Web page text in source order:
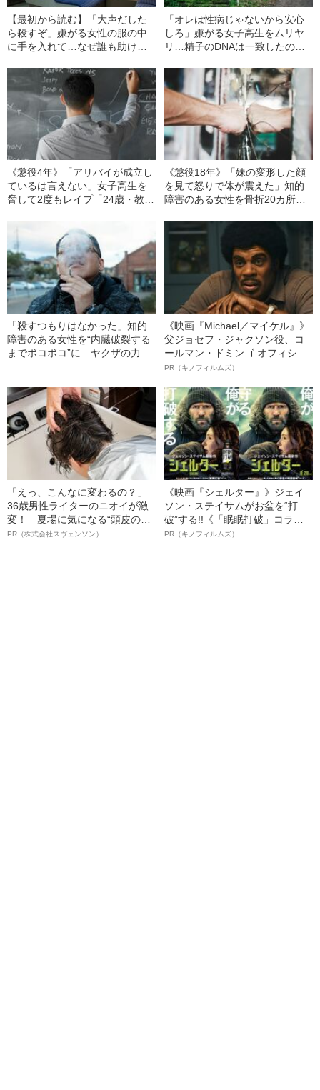
【最初から読む】「大声だした
ら殺すぞ」嫌がる女性の服の中
に手を入れて…なぜ誰も助けな
件」がまかり通った理由（2006
年の事件）
「オレは性病じゃないから安心
しろ」嫌がる女子高生をムリヤ
リ…精子のDNAは一致したのに
かれなかった理由（2006年の事
件）
《懲役4年》「アリバイが成立し
ているは言えない」女子高生を
脅して2度もレイプ「24歳・教育
《懲役18年》「妹の変形した顔
を見て怒りで体が震えた」知的
障害のある女性を骨折20カ所、
「時効を主張する犯人男」の末
路（2011年の事件）
「殺すつもりはなかった」知的
障害のある女性を“内臓破裂する
までボコボコ”に…ヤクザの力で
《映画『Michael／マイケル』》
父ジョセフ・ジャクソン役、コ
ールマン・ドミンゴ オフィシャ
ルインタビュー“観客を魅了した
語る”《日本興収70億円突破》
PR（キノフィルムズ）
「えっ、こんなに変わるの？」
36歳男性ライターのニオイが激
変！ 夏場に気になる“頭皮のニ
オイ”や“ベタつき”を解消す
PR（株式会社スヴェンソン）
《映画『シェルター』》ジェイ
ソン・ステイサムがお盆を“打
破”する!!《「眠眠打破」コラ
ボ》
PR（キノフィルムズ）